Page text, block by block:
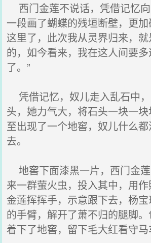
西门金莲不说话，凭借记忆
一段画了蝴蝶的残垣断壁，更加
这里了，此次我从灵界归来，
的，如今看来，我在这人间要
了。”
凭借记忆，奴儿走入乱石中
头，她力气大，将石头一块一
至出现了一个地窖，奴儿什么
去。
地窖下面漆黑一片，西门金
来一群萤火虫，投入其中，用
金莲挥挥手，示意跟下去，杨
的手臂，解开了萧不归的腿脚
着下了地窖，留下毛大红看守马